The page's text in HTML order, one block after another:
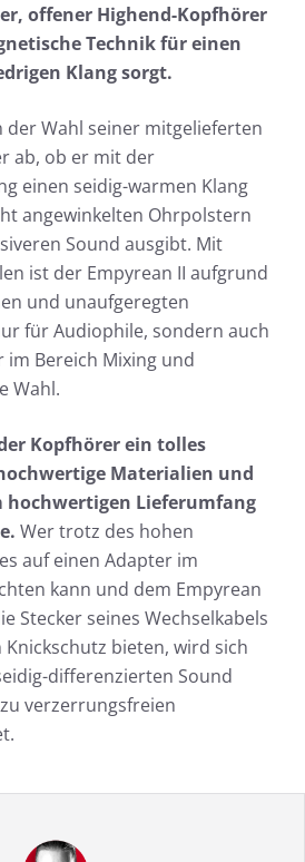
offener Highend-Kopfhörer
Technik für einen
Klang sorgt.
der Wahl seiner mitgelieferten
ab, ob er mit der
einen seidig-warmen Klang
angewinkelten Ohrpolstern
Sound ausgibt. Mit
ist der Empyrean II aufgrund
und unaufgeregten
für Audiophile, sondern auch
Bereich Mixing und
Wahl.
Kopfhörer ein tolles
Materialien und
Lieferumfang
Wer trotz des hohen
auf einen Adapter im
kann und dem Empyrean
Stecker seines Wechselkabels
bieten, wird sich
differenzierten Sound
verzerrungsfreien